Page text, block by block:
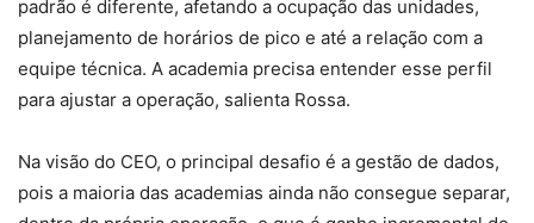
padrão é diferente, afetando a ocupação das unidades,
planejamento de horários de pico e até a relação com a
equipe técnica. A academia precisa entender esse perfil
para ajustar a operação, salienta Rossa.
Na visão do CEO, o principal desafio é a gestão de dados,
pois a maioria das academias ainda não consegue separar,